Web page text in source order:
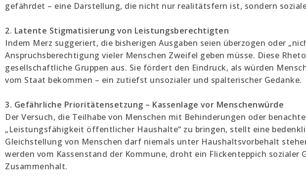
gefährdet – eine Darstellung, die nicht nur realitätsfern ist, sondern
2. Latente Stigmatisierung von Leistungsberechtigten
Indem Merz suggeriert, die bisherigen Ausgaben seien überzogen oder
Anspruchsberechtigung vieler Menschen Zweifel geben müsse. Diese
gesellschaftliche Gruppen aus. Sie fördert den Eindruck, als würden
vom Staat bekommen – ein zutiefst unsozialer und spalterischer Gedanke.
3. Gefährliche Prioritätensetzung – Kassenlage vor Menschenwürde
Der Versuch, die Teilhabe von Menschen mit Behinderungen oder
„Leistungsfähigkeit öffentlicher Haushalte“ zu bringen, stellt eine
Gleichstellung von Menschen darf niemals unter Haushaltsvorbehalt
werden vom Kassenstand der Kommune, droht ein Flickenteppich
Zusammenhalt.